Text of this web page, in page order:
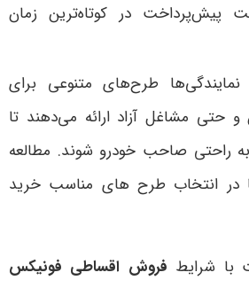
پیش‌پرداخت در کوتاه‌ترین زمان
طرح‌های متنوعی برای
و حتی مشاغل آزاد ارائه می‌دهند تا
به راحتی صاحب خودرو شوند. مطالعه
در انتخاب طرح های مناسب خرید
با شرایط فروش اقساطی فونیکس